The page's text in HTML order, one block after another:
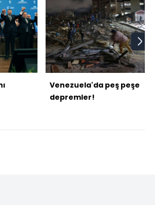
Venezuela'da peş peşe
depremler!